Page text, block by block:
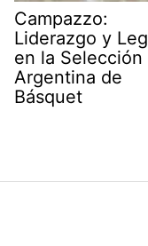
Campazzo:
Liderazgo y
en la Selección
Argentina de
Básquet